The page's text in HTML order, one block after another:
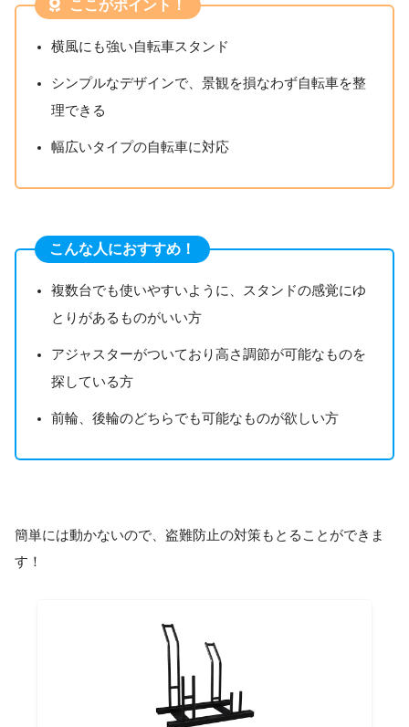
ここがポイント！
横風にも強い自転車スタンド
シンプルなデザインで、景観を損なわず自転車を整
理できる
幅広いタイプの自転車に対応
こんな人におすすめ！
複数台でも使いやすいように、スタンドの感覚にゆ
とりがあるものがいい方
アジャスターがついており高さ調節が可能なものを
探している方
前輪、後輪のどちらでも可能なものが欲しい方
簡単には動かないので、盗難防止の対策もとることができま
す！